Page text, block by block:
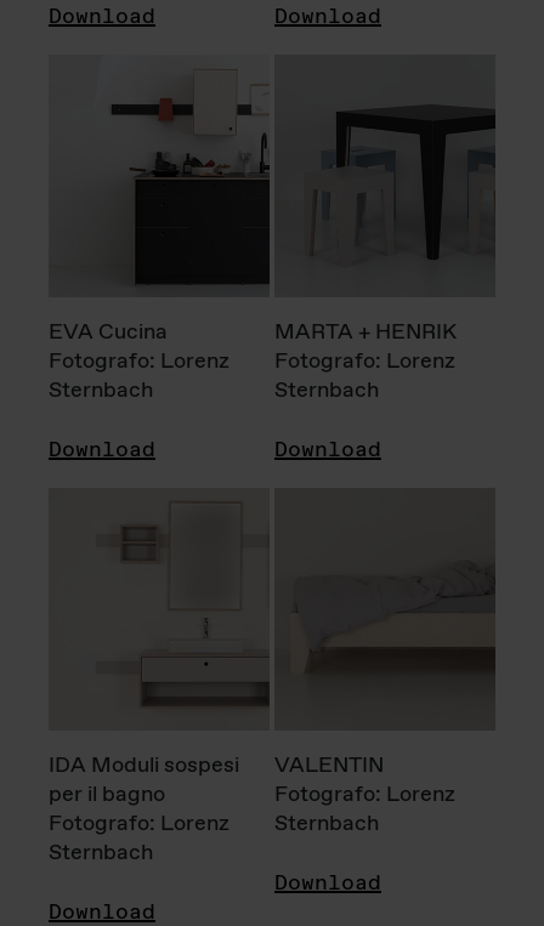
Download Download
EVA Cucina
Fotografo: Lorenz
Sternbach
Download
MARTA + HENRIK
Fotografo: Lorenz
Sternbach
Download
IDA Moduli sospesi
per il bagno
Fotografo: Lorenz
Sternbach
Download
VALENTIN
Fotografo: Lorenz
Sternbach
Download